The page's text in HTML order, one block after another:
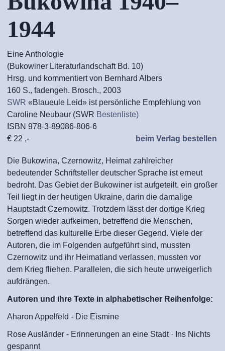
1944
Eine Anthologie
(Bukowiner Literaturlandschaft Bd. 10)
Hrsg. und kommentiert von Bernhard Albers
160 S., fadengeh. Brosch., 2003
SWR «Blaueule Leid» ist persönliche Empfehlung von
Caroline Neubaur (SWR Bestenliste)
ISBN 978-3-89086-806-6
€ 22 ,-
beim Verlag bestellen
Die Bukowina, Czernowitz, Heimat zahlreicher
bedeutender Schriftsteller deutscher Sprache ist erneut
bedroht. Das Gebiet der Bukowiner ist aufgeteilt, ein großer
Teil liegt in der heutigen Ukraine, darin die damalige
Hauptstadt Czernowitz. Trotzdem lässt der dortige Krieg
Sorgen wieder aufkeimen, betreffend die Menschen,
betreffend das kulturelle Erbe dieser Gegend. Viele der
Autoren, die im Folgenden aufgeführt sind, mussten
Czernowitz und ihr Heimatland verlassen, mussten vor
dem Krieg fliehen. Parallelen, die sich heute unweigerlich
aufdrängen.
Autoren und ihre Texte in alphabetischer Reihenfolge:
Aharon Appelfeld - Die Eismine
Rose Ausländer - Erinnerungen an eine Stadt · Ins Nichts
gespannt